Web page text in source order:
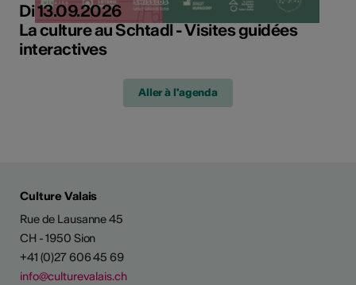
Di 13.09.2026
La culture au Schtadl - Visites guidées
interactives
Aller à l'agenda
Culture Valais
Rue de Lausanne 45
CH - 1950 Sion
+41 (0)27 606 45 69
info@culturevalais.ch